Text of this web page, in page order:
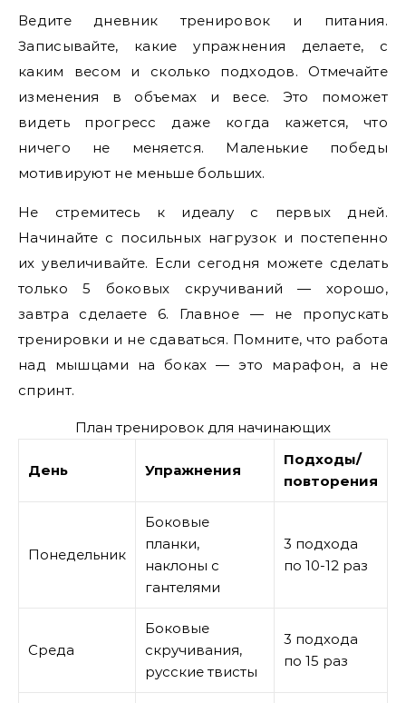
Ведите дневник тренировок и питания.
Записывайте, какие упражнения делаете, с
каким весом и сколько подходов. Отмечайте
изменения в объемах и весе. Это поможет
видеть прогресс даже когда кажется, что
ничего не меняется. Маленькие победы
мотивируют не меньше больших.
Не стремитесь к идеалу с первых дней.
Начинайте с посильных нагрузок и постепенно
их увеличивайте. Если сегодня можете сделать
только 5 боковых скручиваний — хорошо,
завтра сделаете 6. Главное — не пропускать
тренировки и не сдаваться. Помните, что работа
над мышцами на боках — это марафон, а не
спринт.
План тренировок для начинающих
День Упражнения
Подходы/
повторения
Понедельник
Боковые
планки,
наклоны с
гантелями
3 подхода
по 10-12 раз
Среда
Боковые
скручивания,
русские твисты
3 подхода
по 15 раз